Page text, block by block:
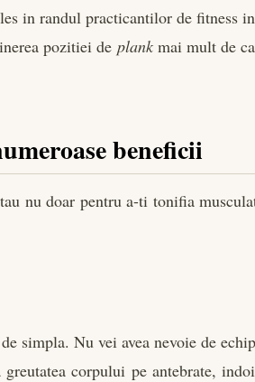
in randul practicantilor de fitness
pozitiei deplank mai mult de
beneficii
nu doar pentru a-ti tonifia
simpla. Nu vei avea nevoie de
corpului pe antebrate,